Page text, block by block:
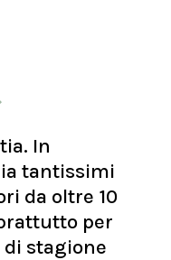
In
tantissimi
da oltre 10
per
stagione